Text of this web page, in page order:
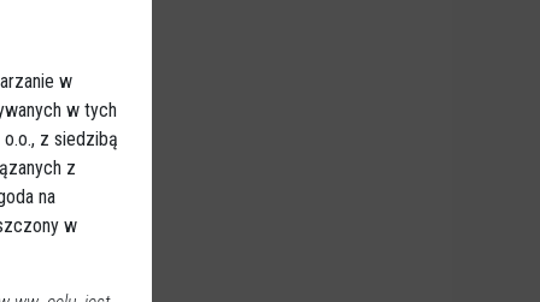
w
w tych
z siedzibą
z
na
w